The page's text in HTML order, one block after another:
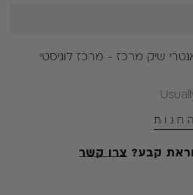
שיק מרכז - מרכז לוגיסטי
קבע? צרו קשר